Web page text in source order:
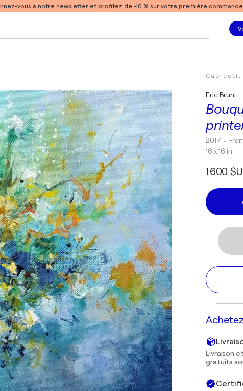
vous à notre newsletter et profitez de -10 % sur votre première
Galerie d'art
Eric Bruni
2017 •
16 x 16 in
1 600
Livraison
gratuits